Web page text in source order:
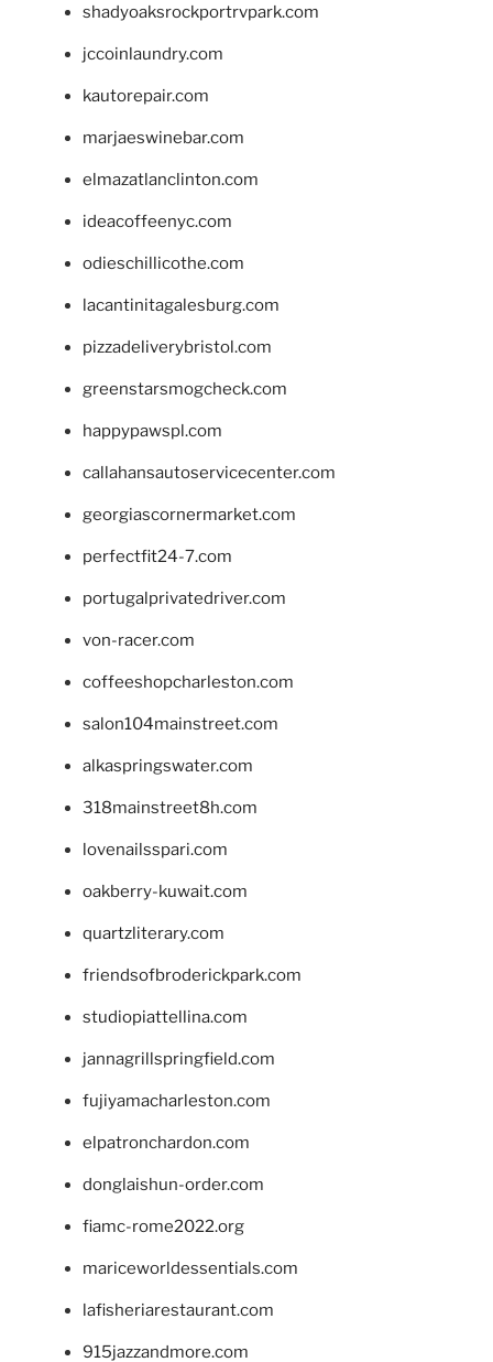
shadyoaksrockportrvpark.com
jccoinlaundry.com
kautorepair.com
marjaeswinebar.com
elmazatlanclinton.com
ideacoffeenyc.com
odieschillicothe.com
lacantinitagalesburg.com
pizzadeliverybristol.com
greenstarsmogcheck.com
happypawspl.com
callahansautoservicecenter.com
georgiascornermarket.com
perfectfit24-7.com
portugalprivatedriver.com
von-racer.com
coffeeshopcharleston.com
salon104mainstreet.com
alkaspringswater.com
318mainstreet8h.com
lovenailsspari.com
oakberry-kuwait.com
quartzliterary.com
friendsofbroderickpark.com
studiopiattellina.com
jannagrillspringfield.com
fujiyamacharleston.com
elpatronchardon.com
donglaishun-order.com
fiamc-rome2022.org
mariceworldessentials.com
lafisheriarestaurant.com
915jazzandmore.com